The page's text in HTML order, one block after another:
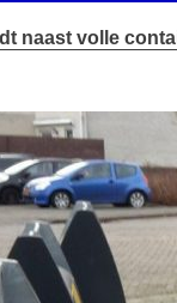
naast volle